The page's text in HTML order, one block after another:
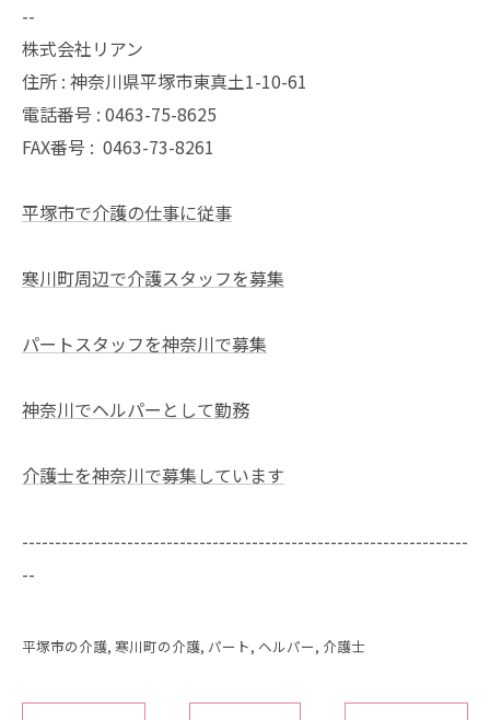
--
株式会社リアン
住所 : 神奈川県平塚市東真土1-10-61
電話番号 : 0463-75-8625
FAX番号 : 0463-73-8261
平塚市で介護の仕事に従事
寒川町周辺で介護スタッフを募集
パートスタッフを神奈川で募集
神奈川でヘルパーとして勤務
介護士を神奈川で募集しています
--------------------------------------------------------------------
--
平塚市の介護 寒川町の介護 パート ヘルパー 介護士